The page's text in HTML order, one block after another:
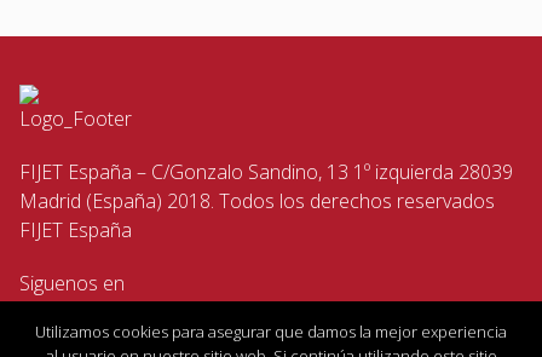
FIJET España – C/Gonzalo Sandino, 13 1º izquierda 28039
Madrid (España) 2018. Todos los derechos reservados
FIJET España
Siguenos en
Utilizamos cookies para asegurar que damos la mejor experiencia